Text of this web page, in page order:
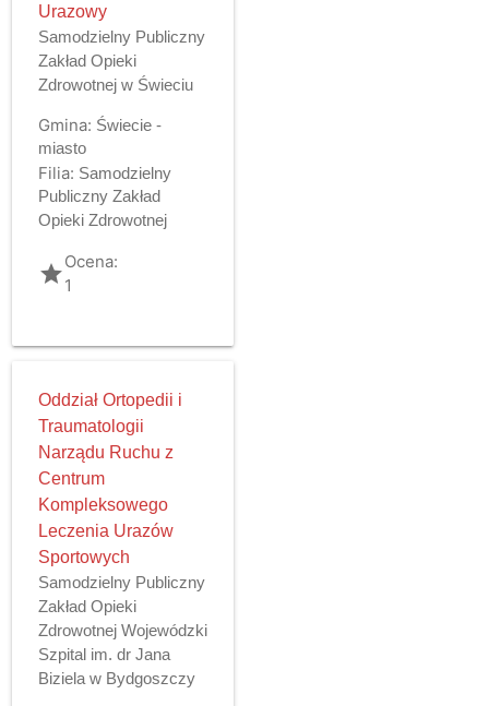
Urazowy
Samodzielny Publiczny
Zakład Opieki
Zdrowotnej w Świeciu
Gmina: Świecie -
miasto
Filia: Samodzielny
Publiczny Zakład
Opieki Zdrowotnej
gradeOcena:
1
Oddział Ortopedii i
Traumatologii
Narządu Ruchu z
Centrum
Kompleksowego
Leczenia Urazów
Sportowych
Samodzielny Publiczny
Zakład Opieki
Zdrowotnej Wojewódzki
Szpital im. dr Jana
Biziela w Bydgoszczy